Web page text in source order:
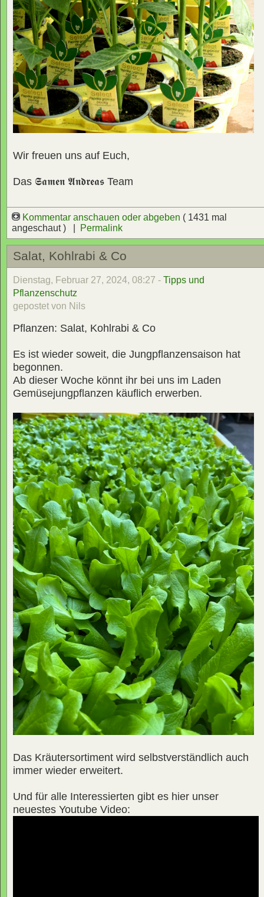
Wir freuen uns auf Euch,
Das 𝕾𝖆𝖒𝖊𝖓 𝕬𝖓𝖉𝖗𝖊𝖆𝖘 Team
Kommentar anschauen oder abgeben ( 1431 mal
angeschaut ) |
Permalink
Salat, Kohlrabi & Co
Dienstag, Februar 27, 2024, 08:27 - Tipps und
Pflanzenschutz
gepostet von Nils
Pflanzen: Salat, Kohlrabi & Co
Es ist wieder soweit, die Jungpflanzensaison hat
begonnen.
Ab dieser Woche könnt ihr bei uns im Laden
Gemüsejungpflanzen käuflich erwerben.
Das Kräutersortiment wird selbstverständlich auch
immer wieder erweitert.
Und für alle Interessierten gibt es hier unser
neuestes Youtube Video: